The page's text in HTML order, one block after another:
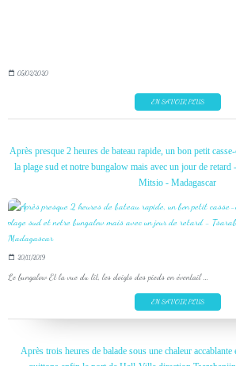
05/02/2020
EN SAVOIR PLUS
Après presque 2 heures de bateau rapide, un bon petit
la plage sud et notre bungalow mais avec un jour de retard
Mitsio - Madagascar
20/11/2019
Le bungalow Et la vue du lit, les doigts des pieds en éventail ...
EN SAVOIR PLUS
Après trois heures de balade sous une chaleur accablante